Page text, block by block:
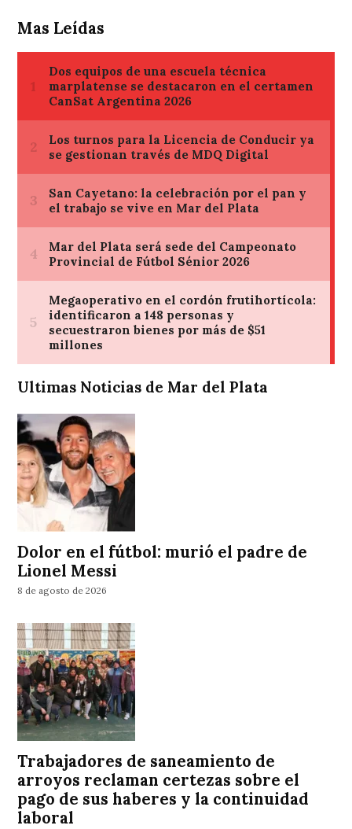
Mas Leídas
Ultimas Noticias de Mar del Plata
Dolor en el fútbol: murió el padre de
Lionel Messi
8 de agosto de 2026
Trabajadores de saneamiento de
arroyos reclaman certezas sobre el
pago de sus haberes y la continuidad
laboral